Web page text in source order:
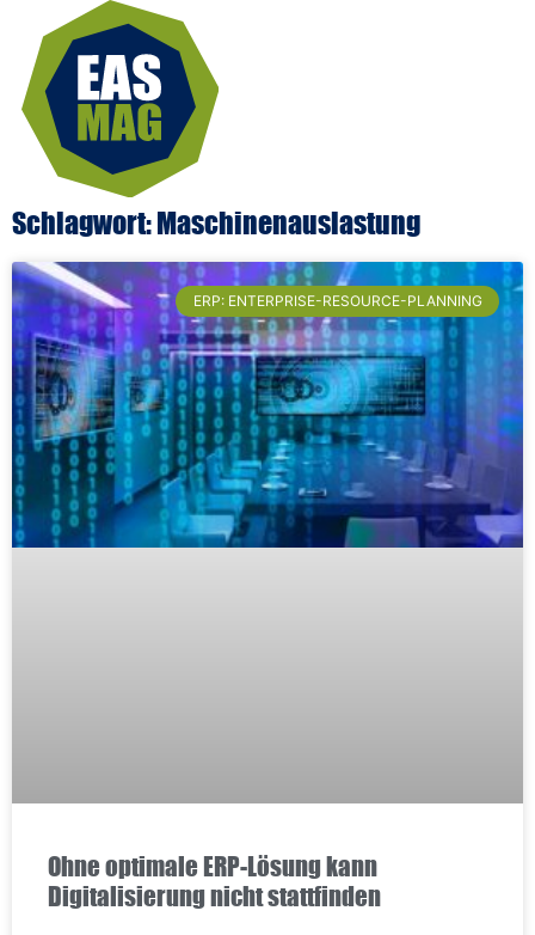
Schlagwort: Maschinenauslastung
ERP: ENTERPRISE-RESOURCE-PLANNING
Ohne optimale ERP-Lösung kann
Digitalisierung nicht stattfinden